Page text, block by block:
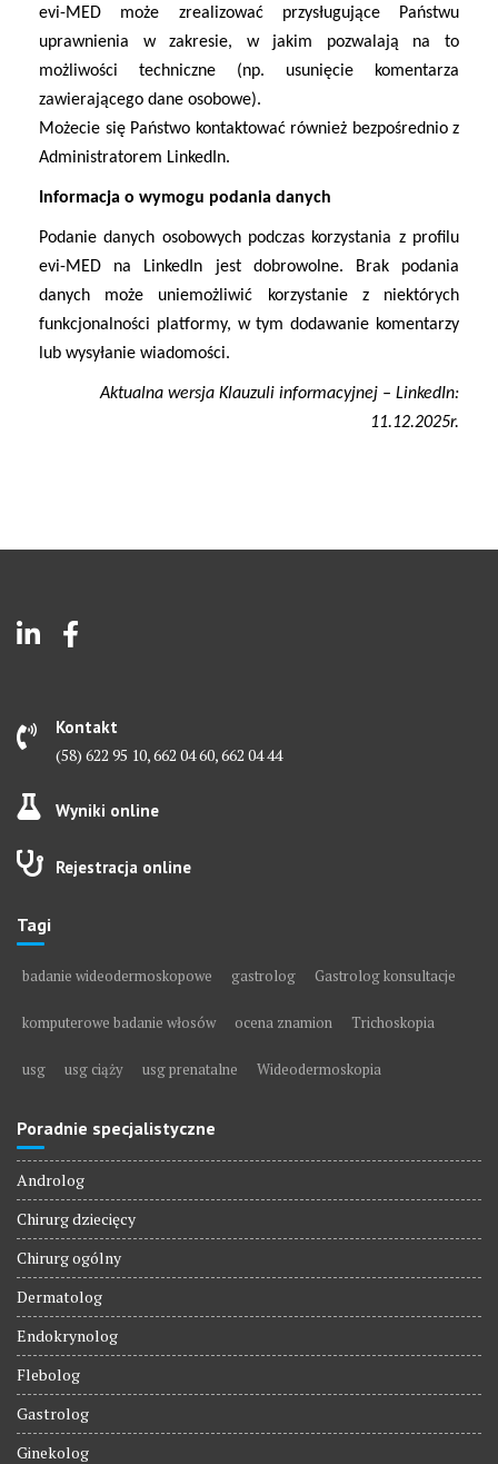
evi-MED może zrealizować przysługujące Państwu
uprawnienia w zakresie, w jakim pozwalają na to
możliwości techniczne (np. usunięcie komentarza
zawierającego dane osobowe).
Możecie się Państwo kontaktować również bezpośrednio z
Administratorem LinkedIn.
Informacja o wymogu podania danych
Podanie danych osobowych podczas korzystania z profilu
evi-MED na LinkedIn jest dobrowolne. Brak podania
danych może uniemożliwić korzystanie z niektórych
funkcjonalności platformy, w tym dodawanie komentarzy
lub wysyłanie wiadomości.
Aktualna wersja Klauzuli informacyjnej – LinkedIn:
11.12.2025r.
Kontakt
(58) 622 95 10, 662 04 60, 662 04 44
Wyniki online
Rejestracja online
Tagi
badanie wideodermoskopowe gastrolog Gastrolog konsultacje
komputerowe badanie włosów ocena znamion Trichoskopia
usg usg ciąży usg prenatalne Wideodermoskopia
Poradnie specjalistyczne
Androlog
Chirurg dziecięcy
Chirurg ogólny
Dermatolog
Endokrynolog
Flebolog
Gastrolog
Ginekolog